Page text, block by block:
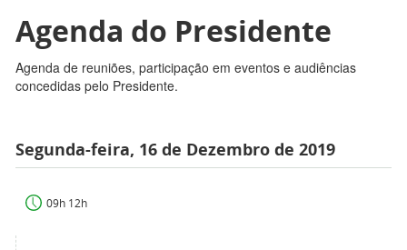
Agenda do Presidente
Agenda de reuniões, participação em eventos e audiências
concedidas pelo Presidente.
Segunda-feira, 16 de Dezembro de 2019
09h 12h